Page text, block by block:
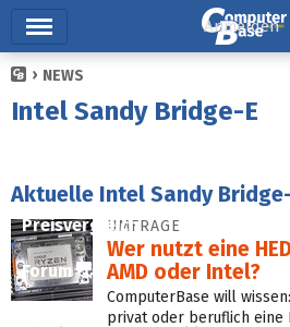
Ticker
Downloads
Preisvergleich
Forum
Anmelden
NEWS
Intel Sandy Bridge-E
Aktuelle Intel Sandy
UMFRAGE
Wer nutzt eine
AMD oder Intel?
ComputerBase will
privat oder beruflich eine